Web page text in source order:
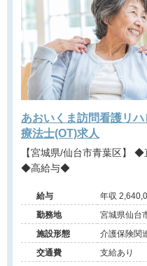
あおいくま訪問看護リ
療法士(OT)求人
【宮城県/仙台市青葉区】 ◆直行直帰可◆年間休日110日以上
◆高給与◆
給与
勤務地
宮城県仙台
晩翠4階
施設形態
介護保険関
交通費
支給あり